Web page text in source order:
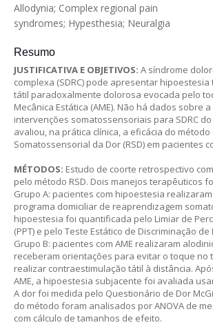
Allodynia; Complex regional pain
syndromes; Hypesthesia; Neuralgia
Resumo
JUSTIFICATIVA E OBJETIVOS: A síndrome
complexa (SDRC) pode apresentar
tátil paradoxalmente dolorosa evocada pelo
Mecânica Estática (AME). Não há dados sobre
intervenções somatossensoriais para SDRC
avaliou, na prática clínica, a eficácia do método
Somatossensorial da Dor (RSD) em pacientes
MÉTODOS: Estudo de coorte retrospectivo
pelo método RSD. Dois manejos terapêuticos
Grupo A: pacientes com hipoestesia
programa domiciliar de reaprendizagem
hipoestesia foi quantificada pelo Limiar de
(PPT) e pelo Teste Estático de Discriminação de
Grupo B: pacientes com AME realizaram
receberam orientações para evitar o toque no
realizar contraestimulação tátil à distância.
AME, a hipoestesia subjacente foi avaliada
A dor foi medida pelo Questionário de Dor
do método foram analisados por ANOVA de
com cálculo de tamanhos de efeito.